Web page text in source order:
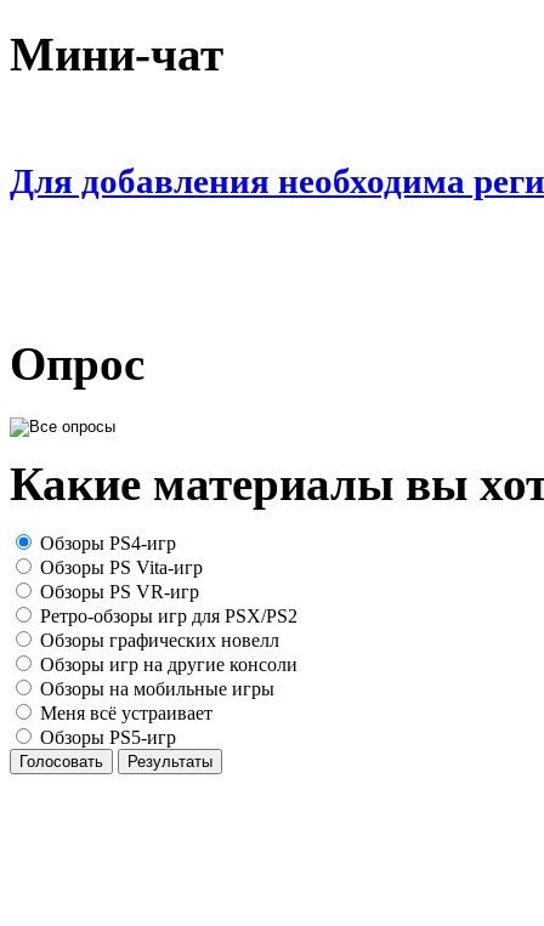
Мини-чат
Для добавления необходима
Опрос
Какие материалы вы
Обзоры PS4-игр
Обзоры PS Vita-игр
Обзоры PS VR-игр
Ретро-обзоры игр для PSX/PS2
Обзоры графических новелл
Обзоры игр на другие консоли
Обзоры на мобильные игры
Меня всё устраивает
Обзоры PS5-игр
Голосовать Результаты